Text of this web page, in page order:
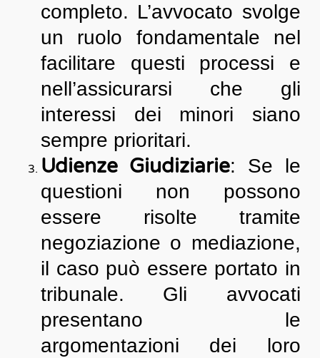
completo. L’avvocato svolge
un ruolo fondamentale nel
facilitare questi processi e
nell’assicurarsi che gli
interessi dei minori siano
sempre prioritari.
Udienze Giudiziarie: Se le
questioni non possono
essere risolte tramite
negoziazione o mediazione,
il caso può essere portato in
tribunale. Gli avvocati
presentano le
argomentazioni dei loro